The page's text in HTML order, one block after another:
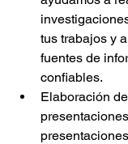
tus trabajos y
fuentes de
confiables.
Elaboración de